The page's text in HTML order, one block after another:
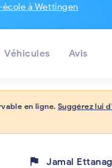
à Wettingen
Véhicules Avis
en ligne. Suggérez lui
flag Jamal